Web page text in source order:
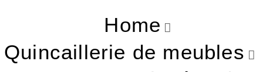
Home
Quincaillerie de meubles